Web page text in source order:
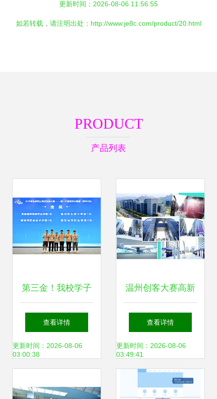
更新时间：2026-08-06 11:56:55
如若转载，请注明出处：http://www.je8c.com/product/20.html
PRODUCT
产品列表
第三金！我校学子
在2025年世界职业
院校技能大赛总决
查看详情
更新时间：2026-08-06
03:00:38
温州创客大赛高新
区浙南科技城分赛
区圆满收官 “易工
家”项目拔得头筹
查看详情
更新时间：2026-08-06
03:49:41